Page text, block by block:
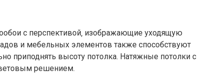
с перспективой‚ изображающие уходящую
и мебельных элементов также способствуют
приподнять высоту потолка. Натяжные потолки с
решением.